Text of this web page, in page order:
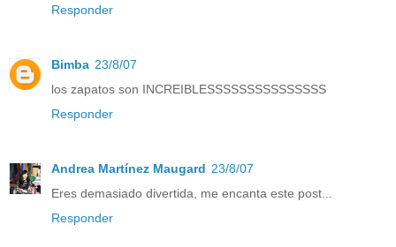
Responder
Bimba 23/8/07
los zapatos son INCREIBLESSSSSSSSSSSSSSS
Responder
Andrea Martínez Maugard 23/8/07
Eres demasiado divertida, me encanta este post...
Responder